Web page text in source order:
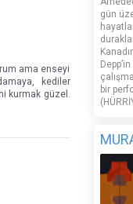
ama enseyi
kediler
kurmak güzel.
gün
bir